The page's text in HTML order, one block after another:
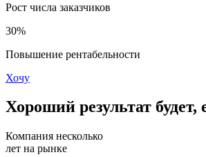
Рост числа заказчиков
30%
Повышение рентабельности
Хочу
Хороший результат будет,
Компания несколько
лет на рынке